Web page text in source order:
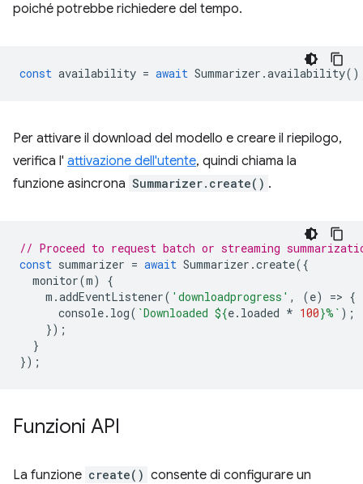
poiché potrebbe richiedere del tempo.
const availability = await Summarizer .availability
Per attivare il download del modello e creare il riepilogo,
verifica l' attivazione dell'utente, quindi chiama la
funzione asincrona Summarizer.create() .
// Proceed to request batch or streaming
const summarizer = await Summarizer .create({
monitor(m)
{
m .addEventListener( 'downloadprogress' , (e) => {
console. log( `Downloaded ${e. loaded * 100}%` );
});
}
});
Funzioni API
La funzione create() consente di configurare un